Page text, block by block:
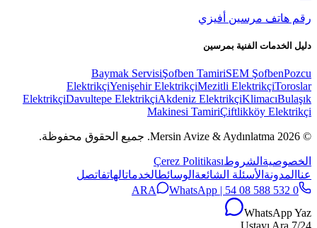
رقم هاتف مرسين أفيزي
دليل الخدمات الفنية بمرسين
Baymak ServisiŞofben TamiriSEM ŞofbenPozcu
ElektrikçiYenişehir ElektrikçiMezitli ElektrikçiToroslar
ElektrikçiDavultepe ElektrikçiAkdeniz ElektrikçiKlimacıBulaşık
Makinesi TamiriÇiftlikköy Elektrikçi
© 2026 Mersin Avize & Aydınlatma. جميع الحقوق محفوظة.
الخصوصية الشروطÇerez Politikası
عنا المدونة الأسئلة الشائعة الوسائطالخدماتالهاتفاتصل
0 532 588 08 54 | ARA
WhatsApp
WhatsApp Yaz
7/24 Ustayı Ara